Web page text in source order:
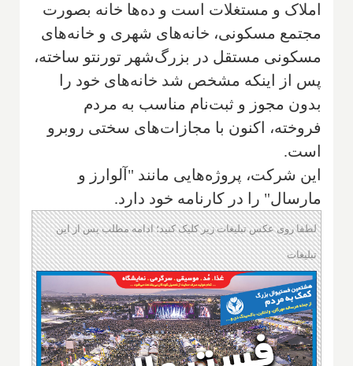
املاک و مستغلات است و ده‌ها خانه بصورت
مجتمع مسکونی، خانه‌های شهری و خانه‌های
مسکونی مستقل در بزرگ‌شهر تورنتو ساخته،
پس از اینکه مشخص شد خانه‌های خود را
بدون مجوز و ثبت‌نام مناسب به مردم
فروخته، اکنون با مجازات‌های سختی روبرو
است.
این شرکت، پروژه‌هایی مانند "آلوارز و
مارسال" را در کارنامه خود دارد.
لطفا روی عکس تبلیغات زیر کلیک کنید؛ ادامه مطلب پس از این
تبلیغات